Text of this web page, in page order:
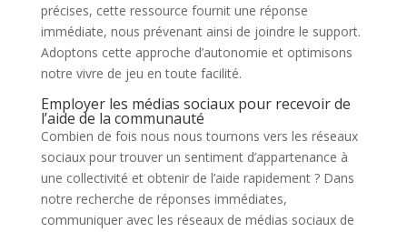
précises, cette ressource fournit une réponse
immédiate, nous prévenant ainsi de joindre le support.
Adoptons cette approche d’autonomie et optimisons
notre vivre de jeu en toute facilité.
Employer les médias sociaux pour recevoir de
l’aide de la communauté
Combien de fois nous nous tournons vers les réseaux
sociaux pour trouver un sentiment d’appartenance à
une collectivité et obtenir de l’aide rapidement ? Dans
notre recherche de réponses immédiates,
communiquer avec les réseaux de médias sociaux de